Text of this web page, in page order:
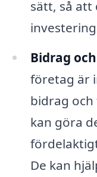
sätt, så att
Bidrag
företag är
bidrag
kan göra
De kan